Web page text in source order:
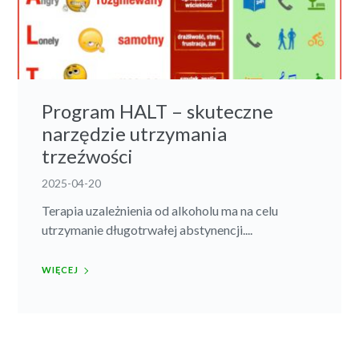
Program HALT – skuteczne
narzędzie utrzymania
trzeźwości
2025-04-20
Terapia uzależnienia od alkoholu ma na celu
utrzymanie długotrwałej abstynencji....
WIĘCEJ